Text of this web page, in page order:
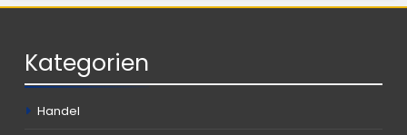
Kategorien
Handel